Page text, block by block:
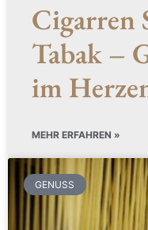
Cigarren
Tabak –
im
MEHR ERFAHREN »
GENUSS